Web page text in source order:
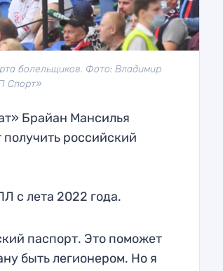
болельщиков. Фото: Владимир
Спорт»
Брайан Мансилья
получить российский
с лета 2022 года.
паспорт. Это поможет
быть легионером. Но я